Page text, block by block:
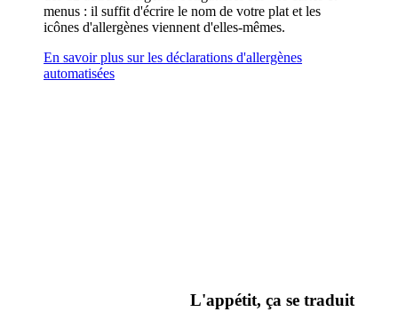
menus : il suffit d'écrire le nom de votre plat et les
icônes d'allergènes viennent d'elles-mêmes.
En savoir plus sur les déclarations d'allergènes
automatisées
L'appétit, ça se traduit